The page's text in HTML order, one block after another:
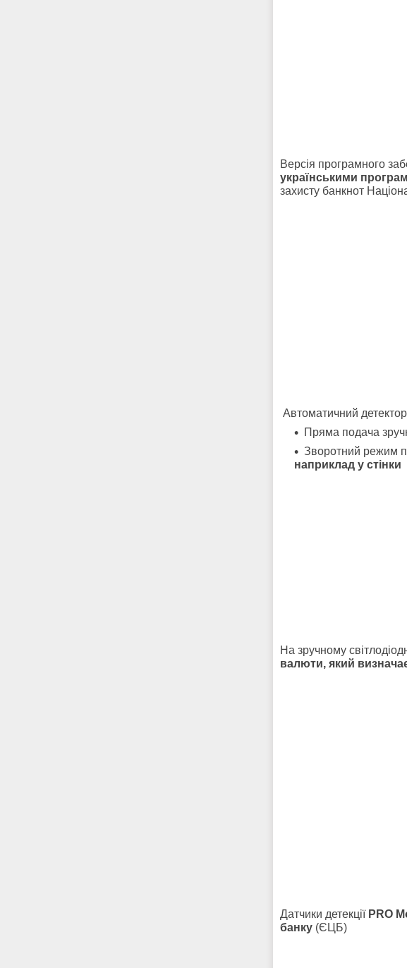
Версія програмного
українськими
захисту банкнот
Автоматичний детектор
Пряма подача
Зворотний режим
наприклад у стінки
На зручному
валюти, який
Датчики детекції PRO
банку (ЄЦБ)